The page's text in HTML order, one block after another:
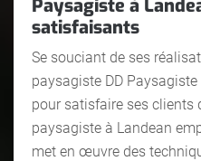
Paysagiste à
satisfaisants
Se souciant de ses
paysagiste DD
pour satisfaire ses clients
paysagiste à Landean
met en œuvre des